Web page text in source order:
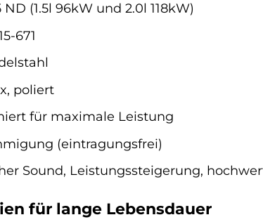
ND (1.5l 96kW und 2.0l 118kW)
671
poliert
für maximale Leistung
(eintragungsfrei)
Sound, Leistungssteigerung,
für lange Lebensdauer